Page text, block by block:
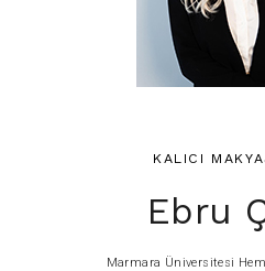
KALICI
Ebru
Marmara Üniversitesi